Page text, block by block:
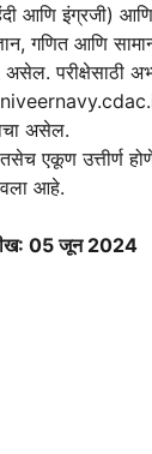
आणि इंग्रजी)
गणित आणि
असेल. परीक्षेसाठी
असेल.
तसेच एकूण
आहे.
05 जून 2024